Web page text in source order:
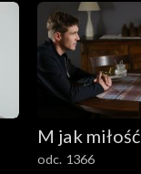
M jak miłość
odc. 1366